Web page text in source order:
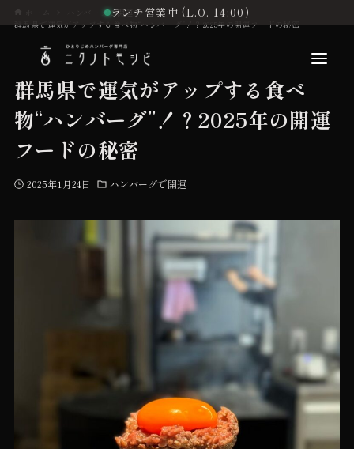
ランチ営業中 (L.O. 14:00)
こだわり
お品書き
初めての方へ
ハンバーグで開運
群馬県で運気がアップする食べ物“ハンバーグ”！？2025年の開運フードの秘密
群馬県で運気がアップする食べ
物“ハンバーグ”！？2025年の開運
フードの秘密
2025年1月24日 ハンバーグで開運